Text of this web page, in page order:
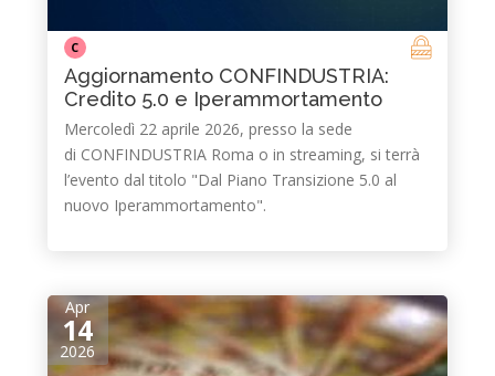
C
Aggiornamento CONFINDUSTRIA:
Credito 5.0 e Iperammortamento
Mercoledì 22 aprile 2026, presso la sede
di CONFINDUSTRIA Roma o in streaming, si terrà
l’evento dal titolo "Dal Piano Transizione 5.0 al
nuovo Iperammortamento".
Apr
14
2026